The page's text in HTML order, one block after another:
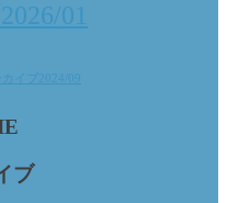
01
イブ2024/09
ブ